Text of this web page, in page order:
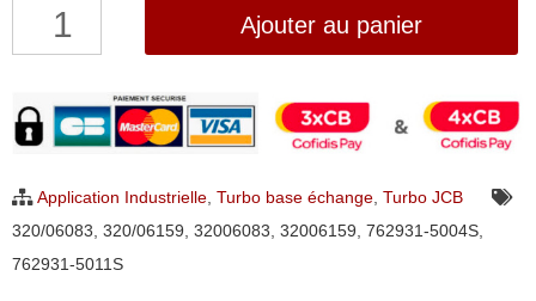
quantité
JCB
4.4
Garrett
Ajouter au panier
Application Industrielle, Turbo base échange, Turbo JCB
320/06083, 320/06159, 32006083, 32006159, 762931-5004S,
762931-5011S